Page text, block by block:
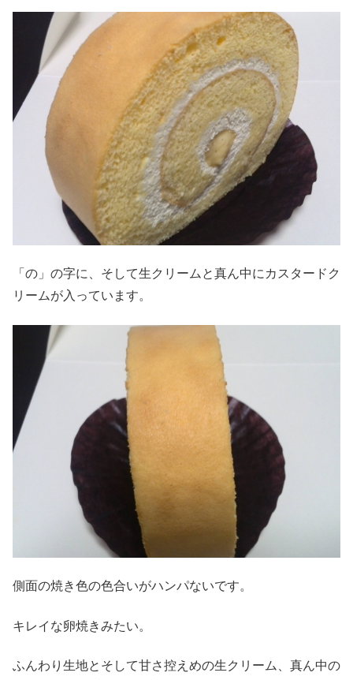
「の」の字に、そして生クリームと真ん中にカスタードク
リームが入っています。
側面の焼き色の色合いがハンパないです。
キレイな卵焼きみたい。
ふんわり生地とそして甘さ控えめの生クリーム、真ん中の